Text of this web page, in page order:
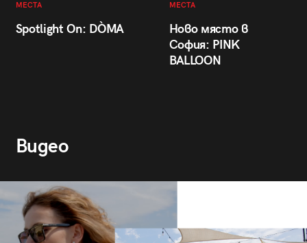
МЕСТА
Spotlight On: DÒMA
МЕСТА
Ново място в
София: PINK
BALLOON
Видео